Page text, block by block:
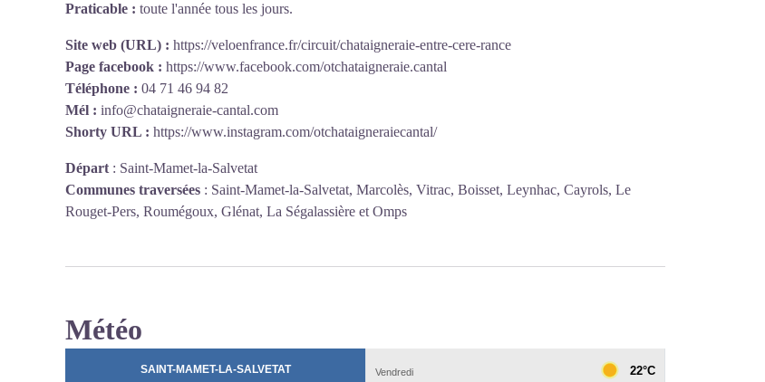
Praticable : toute l'année tous les jours.
Site web (URL) : https://veloenfrance.fr/circuit/chataigneraie-entre-cere-rance
Page facebook : https://www.facebook.com/otchataigneraie.cantal
Téléphone : 04 71 46 94 82
Mél : info@chataigneraie-cantal.com
Shorty URL : https://www.instagram.com/otchataigneraiecantal/
Départ : Saint-Mamet-la-Salvetat
Communes traversées : Saint-Mamet-la-Salvetat, Marcolès, Vitrac, Boisset, Leynhac, Cayrols, Le
Rouget-Pers, Roumégoux, Glénat, La Ségalassière et Omps
Météo